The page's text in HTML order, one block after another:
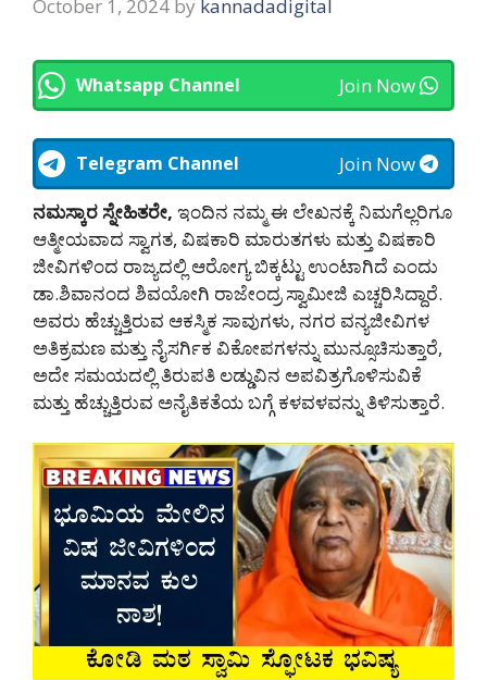
October 1, 2024 by kannadadigital
Whatsapp Channel Join Now
Telegram Channel
Join Now
ನಮಸ್ಕಾರ ಸ್ನೇಹಿತರೇ, ಇಂದಿನ ನಮ್ಮ ಈ ಲೇಖನಕ್ಕೆ ನಿಮಗೆಲ್ಲರಿಗೂ
ಆತ್ಮೀಯವಾದ ಸ್ವಾಗತ, ವಿಷಕಾರಿ ಮಾರುತಗಳು ಮತ್ತು ವಿಷಕಾರಿ
ಜೀವಿಗಳಿಂದ ರಾಜ್ಯದಲ್ಲಿ ಆರೋಗ್ಯ ಬಿಕ್ಕಟ್ಟು ಉಂಟಾಗಿದೆ ಎಂದು
ಡಾ.ಶಿವಾನಂದ ಶಿವಯೋಗಿ ರಾಜೇಂದ್ರ ಸ್ವಾಮೀಜಿ ಎಚ್ಚರಿಸಿದ್ದಾರೆ.
ಅವರು ಹೆಚ್ಚುತ್ತಿರುವ ಆಕಸ್ಮಿಕ ಸಾವುಗಳು, ನಗರ ವನ್ಯಜೀವಿಗಳ
ಅತಿಕ್ರಮಣ ಮತ್ತು ನೈಸರ್ಗಿಕ ವಿಕೋಪಗಳನ್ನು ಮುನ್ಸೂಚಿಸುತ್ತಾರೆ,
ಅದೇ ಸಮಯದಲ್ಲಿ ತಿರುಪತಿ ಲಡ್ಡುವಿನ ಅಪವಿತ್ರಗೊಳಿಸುವಿಕೆ
ಮತ್ತು ಹೆಚ್ಚುತ್ತಿರುವ ಅನೈತಿಕತೆಯ ಬಗ್ಗೆ ಕಳವಳವನ್ನು ತಿಳಿಸುತ್ತಾರೆ.